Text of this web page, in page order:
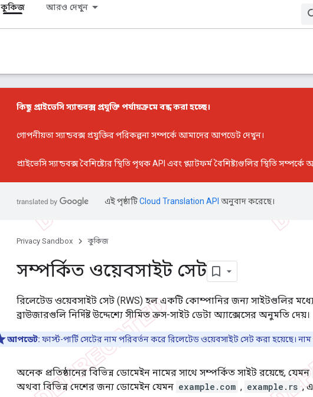
কুকিজ আরও দেখুন
কিছু প্রাইভেসি স্যান্ডবক্স প্রযুক্তি পর্যায়ক্রমে বন্ধ করা হচ্ছে।
গোপনীয়তা স্যান্ডবক্স প্রযুক্তির পরিকল্পনা সম্পর্কে আমাদের আপডেটদেখুন।
প্রাইভেসি স্যান্ডবক্স বৈশিষ্ট্যের স্থিতিপৃথক API এবং প্ল্যাটফর্ম বৈশিষ্ট্যগুলির স্থিতি
এই পৃষ্ঠাটিCloud Translation API অনুবাদ করেছে।
Privacy Sandbox কুকিজ
সম্পর্কিত ওয়েবসাইট সেট
রিলেটেড ওয়েবসাইট সেট (RWS) হল একটি কোম্পানির জন্য সাইটগুলির
ব্রাউজারগুলি নির্দিষ্ট উদ্দেশ্যে সীমিত ক্রস-সাইট ডেটা অ্যাক্সেসের অনুমতি দেয়।
আপডেট: ফার্স্ট-পার্টি সেটের নাম পরিবর্তন করে রিলেটেড ওয়েবসাইট সেট করা হয়েছে।
অনেক প্রতিষ্ঠানের বিভিন্ন ডোমেইন নামের সাথে সম্পর্কিত সাইট রয়েছে, যেমন
অথবা বিভিন্ন দেশের জন্য ডোমেইন যেমন example.com , example.rs ,